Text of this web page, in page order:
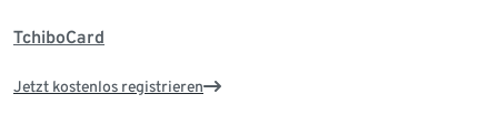
TchiboCard
Jetzt kostenlos registrieren